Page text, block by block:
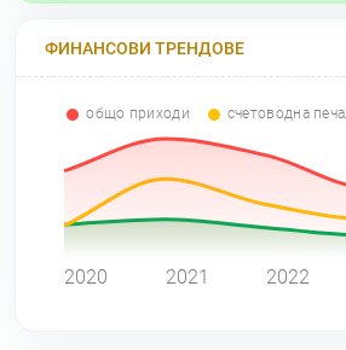
ФИНАНСОВИ ТРЕНДОВЕ
общо приходи счетоводна
2020 2021 2022